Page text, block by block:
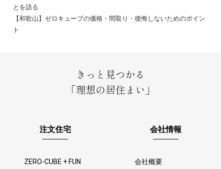
とを語る
【和歌山】ゼロキューブの価格・間取り・後悔しないためのポイン
ト
きっと見つかる
「理想の居住まい」
注文住宅
ZERO-CUBE + FUN
会社情報
会社概要